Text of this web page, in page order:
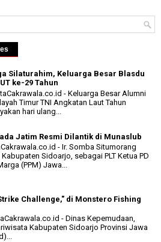
Silaturahim, Keluarga Besar Blasdu
ke-29 Tahun
- Keluarga Besar Alumni
Timur TNI Angkatan Laut Tahun
hari ulang...
Jatim Resmi Dilantik di Munaslub
- Ir. Somba Situmorang
Kabupaten Sidoarjo, sebagai PLT Ketua PD
(PPM) Jawa...
Challenge," di Monstero Fishing
- Dinas Kepemudaan,
Kabupaten Sidoarjo Provinsi Jawa